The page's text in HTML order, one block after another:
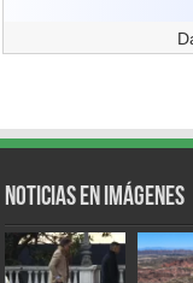
Noticias en Imágenes